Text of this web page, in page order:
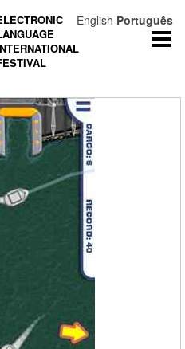
English Português